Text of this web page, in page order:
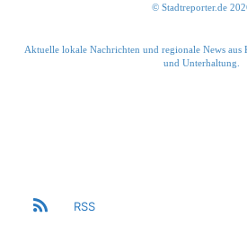
© Stadtreporter.de
Aktuelle lokale Nachrichten und regionale News
und Unterhaltung.
RSS